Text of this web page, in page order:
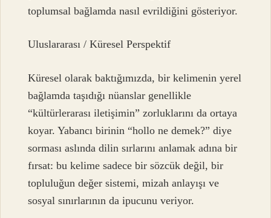
toplumsal bağlamda nasıl evrildiğini gösteriyor.
Uluslararası / Küresel Perspektif
Küresel olarak baktığımızda, bir kelimenin yerel
bağlamda taşıdığı nüanslar genellikle
“kültürlerarası iletişimin” zorluklarını da ortaya
koyar. Yabancı birinin “hollo ne demek?” diye
sorması aslında dilin sırlarını anlamak adına bir
fırsat: bu kelime sadece bir sözcük değil, bir
topluluğun değer sistemi, mizah anlayışı ve
sosyal sınırlarının da ipucunu veriyor.